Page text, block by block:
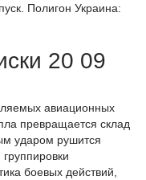
Полигон Украина:
20 09
авиационных
превращается склад
ударом рушится
боевых действий,